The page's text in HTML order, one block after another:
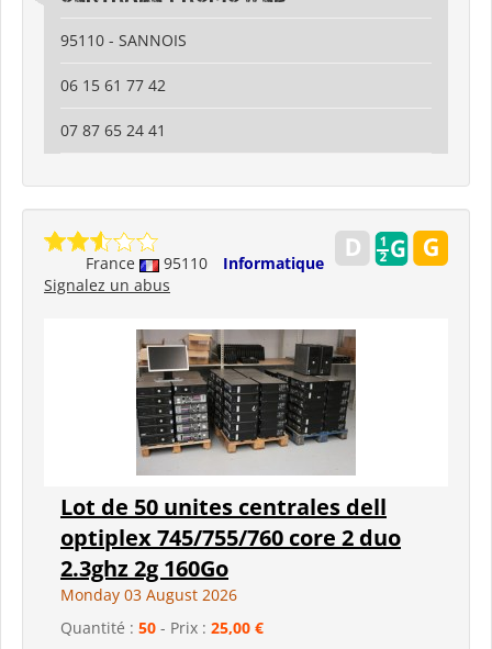
95110 - SANNOIS
06 15 61 77 42
07 87 65 24 41
France 95110
Informatique
Signalez un abus
Lot de 50 unites centrales dell
optiplex 745/755/760 core 2 duo
2.3ghz 2g 160Go
Monday 03 August 2026
Quantité : 50 - Prix : 25,00 €